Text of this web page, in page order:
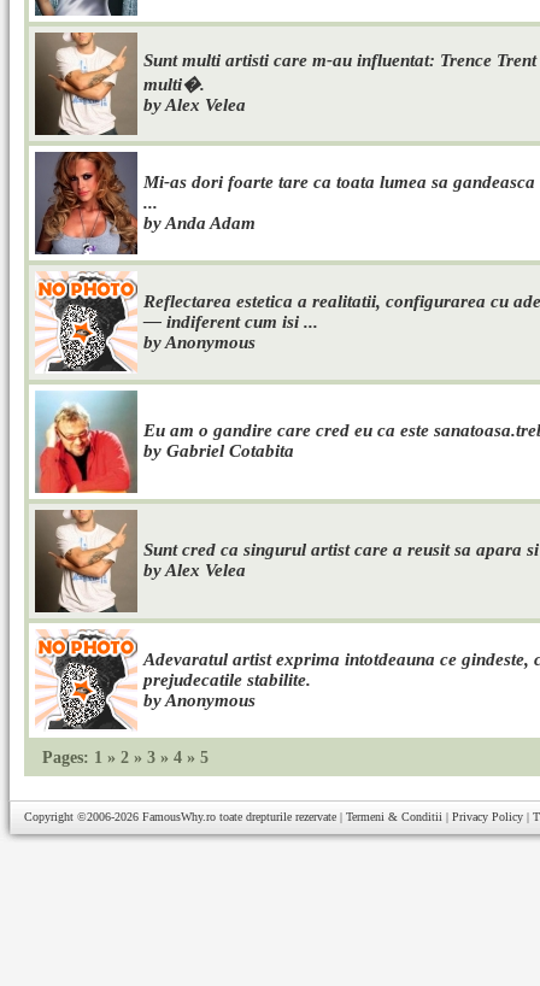
Sunt multi artisti care m-au influentat: Trence
multi�.
by Alex Velea
Mi-as dori foarte tare ca toata lumea sa
...
by Anda Adam
Reflectarea estetica a realitatii, configurarea cu
— indiferent cum isi ...
by Anonymous
Eu am o gandire care cred eu ca este
by Gabriel Cotabita
Sunt cred ca singurul artist care a reusit sa apara
by Alex Velea
Adevaratul artist exprima intotdeauna ce gindeste,
prejudecatile stabilite.
by Anonymous
Pages: 1 » 2 » 3 » 4 » 5
Copyright ©2006-2026 FamousWhy.ro toate drepturile rezervate | Termeni & Conditii | Privacy Policy |